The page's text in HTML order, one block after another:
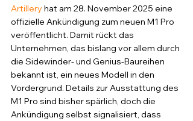
Artillery hat am 28. November 2025 eine
offizielle Ankündigung zum neuen M1 Pro
veröffentlicht. Damit rückt das
Unternehmen, das bislang vor allem durch
die Sidewinder- und Genius-Baureihen
bekannt ist, ein neues Modell in den
Vordergrund. Details zur Ausstattung des
M1 Pro sind bisher spärlich, doch die
Ankündigung selbst signalisiert, dass